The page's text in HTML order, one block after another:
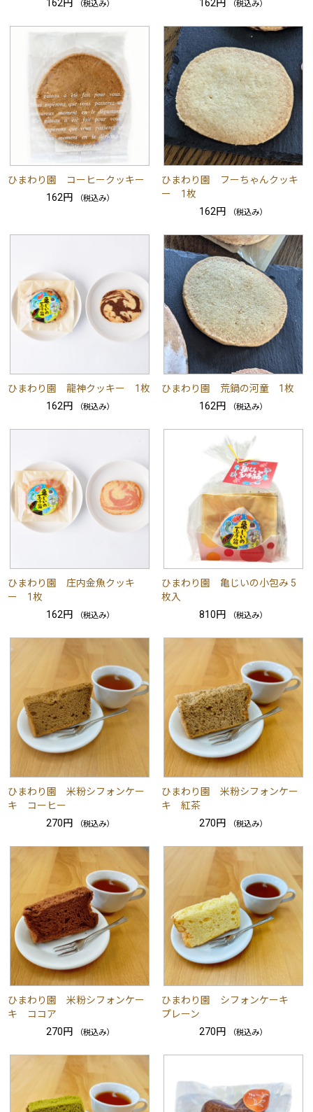
162円 （税込み） 162円 （税込み）
ひまわり園 コーヒークッキー
162円
（税込み）
ひまわり園 フーちゃんクッキ
ー 1枚
162円
（税込み）
ひまわり園 龍神クッキー 1枚
162円
（税込み）
ひまわり園 荒鍋の河童 1枚
162円
（税込み）
ひまわり園 庄内金魚クッキ
ー 1枚
162円
（税込み）
ひまわり園 亀じいの小包み 5
枚入
810円
（税込み）
ひまわり園 米粉シフォンケー
キ コーヒー
270円
（税込み）
ひまわり園 米粉シフォンケー
キ 紅茶
270円
（税込み）
ひまわり園 米粉シフォンケー
キ ココア
270円
（税込み）
ひまわり園 シフォンケーキ
プレーン
270円
（税込み）